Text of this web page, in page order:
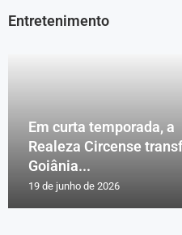
Entretenimento
Em curta temporada, a
Realeza Circense
Goiânia...
19 de junho de 2026